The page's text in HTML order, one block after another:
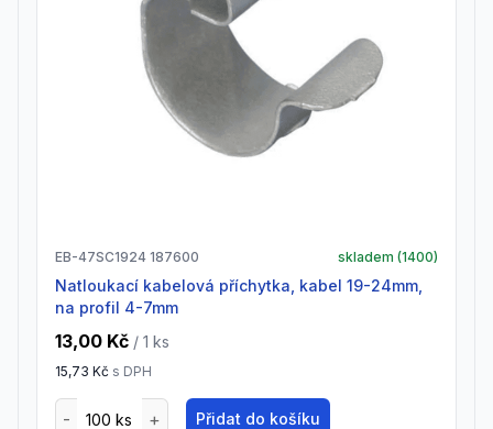
EB-47SC1924 187600 skladem (1400)
natloukací kabelová příchytka, kabel 19-24mm,
na profil 4-7mm
13,00 Kč / 1 ks
15,73 Kč s DPH
Přidat do košíku